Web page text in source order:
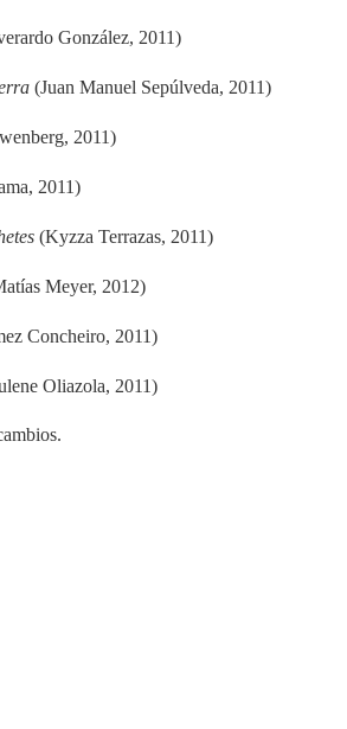
González, 2011)
(Juan Manuel Sepúlveda, 2011)
2011)
2011)
(Kyzza Terrazas, 2011)
Meyer, 2012)
Concheiro, 2011)
Oliazola, 2011)